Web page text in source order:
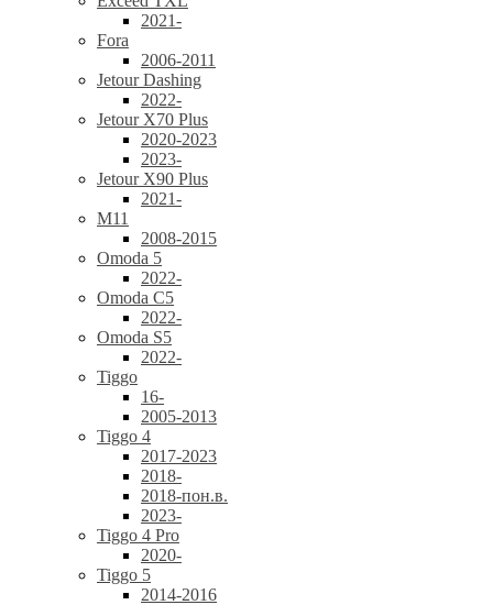
2021-
Fora
2006-2011
Jetour Dashing
2022-
Jetour X70 Plus
2020-2023
2023-
Jetour X90 Plus
2021-
M11
2008-2015
Omoda 5
2022-
Omoda C5
2022-
Omoda S5
2022-
Tiggo
16-
2005-2013
Tiggo 4
2017-2023
2018-
2018-пон.в.
2023-
Tiggo 4 Pro
2020-
Tiggo 5
2014-2016